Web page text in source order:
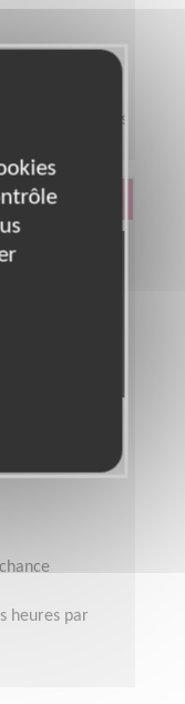
heures par mois
& Formation
heures par